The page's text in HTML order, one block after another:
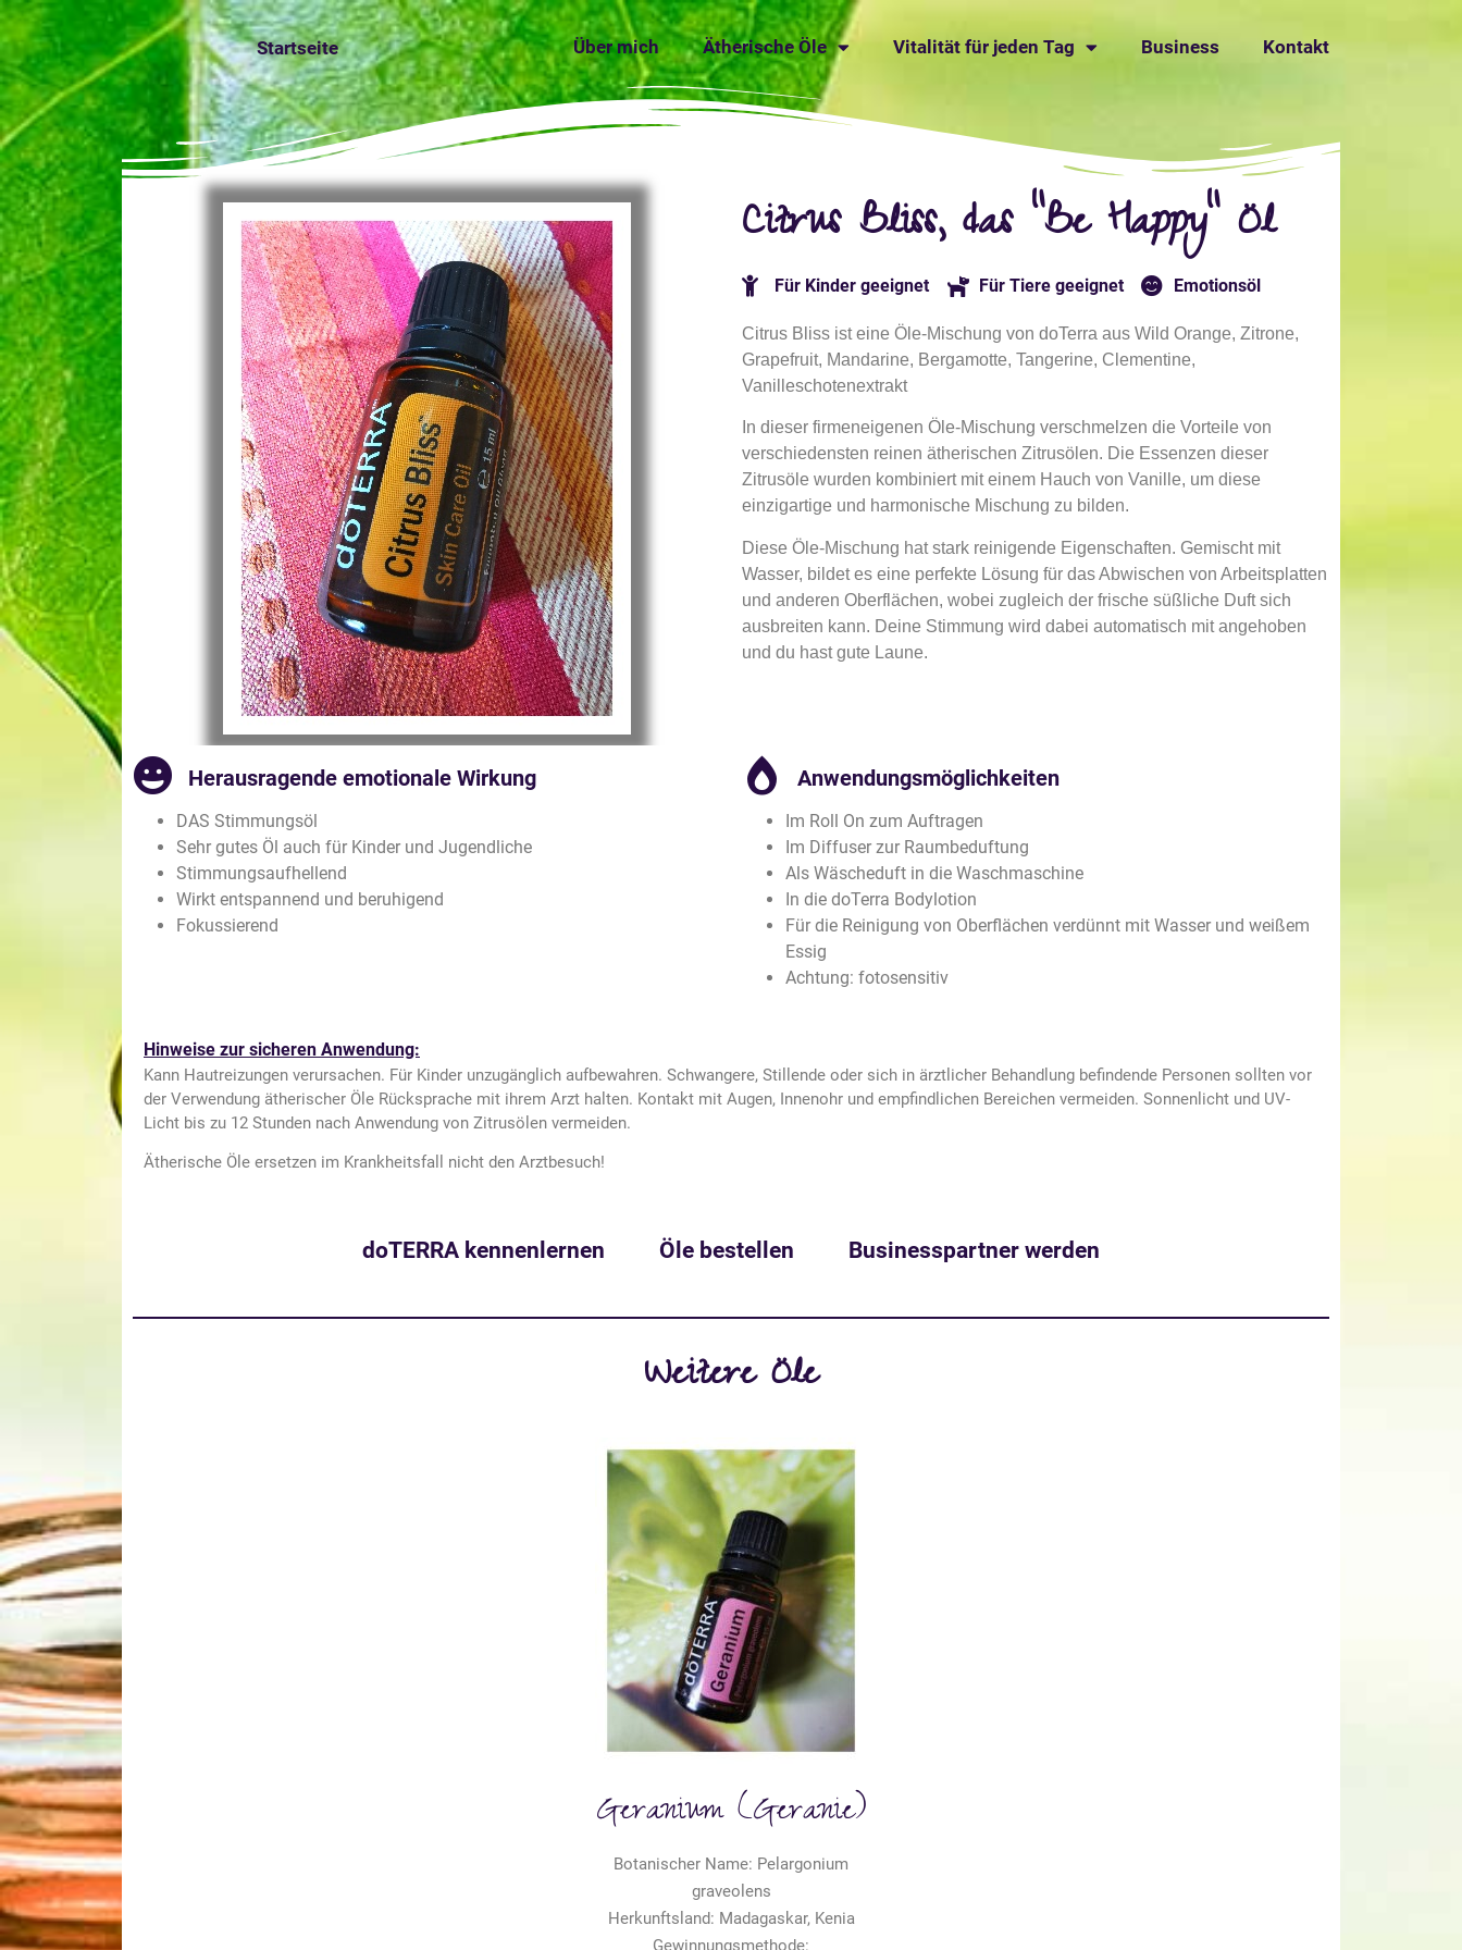
Startseite Über mich Ätherische Öle Vitalität für jeden Tag Business Kontakt
Citrus Bliss, das "Be Happy" Öl
Für Kinder geeignet Für Tiere geeignet Emotionsöl
Citrus Bliss ist eine Öle-Mischung von doTerra aus Wild Orange, Zitrone,
Grapefruit, Mandarine, Bergamotte, Tangerine, Clementine,
Vanilleschotenextrakt
In dieser firmeneigenen Öle-Mischung verschmelzen die Vorteile von
verschiedensten reinen ätherischen Zitrusölen. Die Essenzen dieser
Zitrusöle wurden kombiniert mit einem Hauch von Vanille, um diese
einzigartige und harmonische Mischung zu bilden.
Diese Öle-Mischung hat stark reinigende Eigenschaften. Gemischt mit
Wasser, bildet es eine perfekte Lösung für das Abwischen von Arbeitsplatten
und anderen Oberflächen, wobei zugleich der frische süßliche Duft sich
ausbreiten kann. Deine Stimmung wird dabei automatisch mit angehoben
und du hast gute Laune.
Herausragende emotionale Wirkung
DAS Stimmungsöl
Sehr gutes Öl auch für Kinder und Jugendliche
Stimmungsaufhellend
Wirkt entspannend und beruhigend
Fokussierend
Anwendungsmöglichkeiten
Im Roll On zum Auftragen
Im Diffuser zur Raumbeduftung
Als Wäscheduft in die Waschmaschine
In die doTerra Bodylotion
Für die Reinigung von Oberflächen verdünnt mit Wasser und weißem
Essig
Achtung: fotosensitiv
Hinweise zur sicheren Anwendung:
Kann Hautreizungen verursachen. Für Kinder unzugänglich aufbewahren. Schwangere, Stillende oder sich in ärztlicher Behandlung befindende Personen sollten vor
der Verwendung ätherischer Öle Rücksprache mit ihrem Arzt halten. Kontakt mit Augen, Innenohr und empfindlichen Bereichen vermeiden. Sonnenlicht und UV-
Licht bis zu 12 Stunden nach Anwendung von Zitrusölen vermeiden.
Ätherische Öle ersetzen im Krankheitsfall nicht den Arztbesuch!
doTERRA kennenlernen Öle bestellen Businesspartner werden
Weitere Öle
Geranium (Geranie)
Botanischer Name: Pelargonium
graveolens
Herkunftsland: Madagaskar, Kenia
Gewinnungsmethode: